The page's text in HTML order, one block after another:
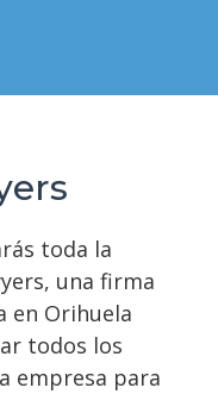
toda la
una firma
en Orihuela
todos los
empresa para